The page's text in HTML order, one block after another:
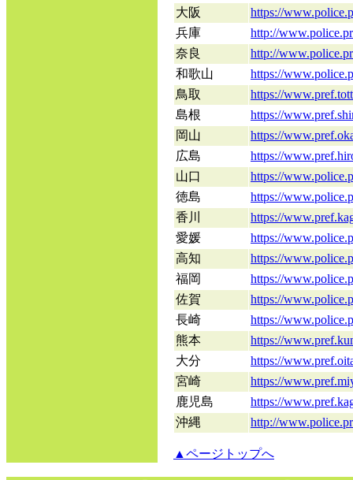
大阪
https://
兵庫
http://
奈良
http://
和歌山
https://
鳥取
https://
島根
https://
岡山
https://
広島
https://
山口
https://
徳島
https://
香川
https://
愛媛
https://
高知
https://
福岡
https://
佐賀
https://
長崎
https://
熊本
https://
大分
https://
宮崎
https://
鹿児島
https://
沖縄
http://
▲ページトップへ